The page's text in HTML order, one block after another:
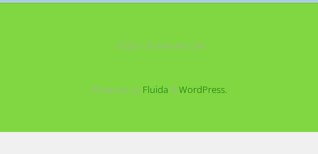
©2021 Schule am See
Powered byFluida &WordPress.